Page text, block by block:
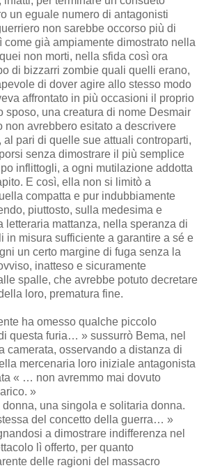
un eguale numero di antagonisti
non sarebbe occorso più di
come già ampiamente dimostrato nella
non morti, nella sfida così ora
di bizzarri zombie quali quelli erano,
di dover agire allo stesso modo
affrontato in più occasioni il proprio
sposo, una creatura di nome Desmair
non avrebbero esitato a descrivere
al pari di quelle sue attuali controparti,
senza dimostrare il più semplice
inflittogli, a ogni mutilazione addotta
E così, ella non si limitò a
compatta e pur indubbiamente
piuttosto, sulla medesima e
letteraria mattanza, nella speranza di
in misura sufficiente a garantire a sé e
un certo margine di fuga senza la
inatteso e sicuramente
spalle, che avrebbe potuto decretare
loro, prematura fine.
ha omesso qualche piccolo
questa furia… » sussurrò Bema, nel
camerata, osservando a distanza di
mercenaria loro iniziale antagonista
« … non avremmo mai dovuto
»
una singola e solitaria donna.
del concetto della guerra… »
a dimostrare indifferenza nel
lì offerto, per quanto
delle ragioni del massacro